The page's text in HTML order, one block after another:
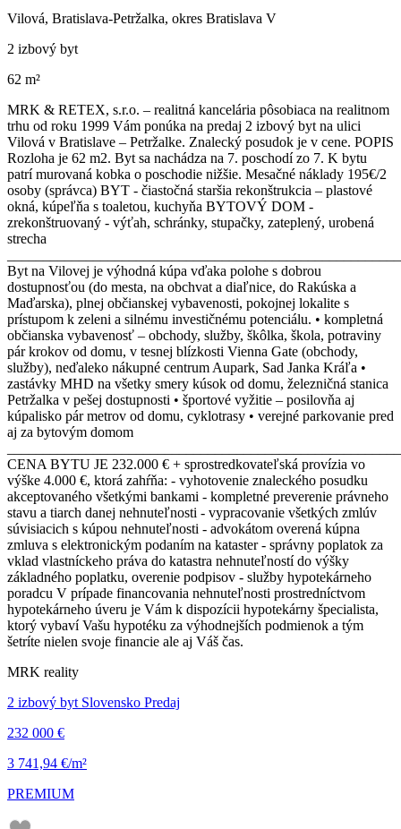
Vilová, Bratislava-Petržalka, okres Bratislava V
2 izbový byt
62 m²
MRK & RETEX, s.r.o. – realitná kancelária pôsobiaca na realitnom
trhu od roku 1999 Vám ponúka na predaj 2 izbový byt na ulici
Vilová v Bratislave – Petržalke. Znalecký posudok je v cene. POPIS
Rozloha je 62 m2. Byt sa nachádza na 7. poschodí zo 7. K bytu
patrí murovaná kobka o poschodie nižšie. Mesačné náklady 195€/2
osoby (správca) BYT - čiastočná staršia rekonštrukcia – plastové
okná, kúpeľňa s toaletou, kuchyňa BYTOVÝ DOM -
zrekonštruovaný - výťah, schránky, stupačky, zateplený, urobená
strecha
Byt na Vilovej je výhodná kúpa vďaka polohe s dobrou
dostupnosťou (do mesta, na obchvat a diaľnice, do Rakúska a
Maďarska), plnej občianskej vybavenosti, pokojnej lokalite s
prístupom k zeleni a silnému investičnému potenciálu. • kompletná
občianska vybavenosť – obchody, služby, škôlka, škola, potraviny
pár krokov od domu, v tesnej blízkosti Vienna Gate (obchody,
služby), neďaleko nákupné centrum Aupark, Sad Janka Kráľa •
zastávky MHD na všetky smery kúsok od domu, železničná stanica
Petržalka v pešej dostupnosti • športové vyžitie – posilovňa aj
kúpalisko pár metrov od domu, cyklotrasy • verejné parkovanie pred
aj za bytovým domom
CENA BYTU JE 232.000 € + sprostredkovateľská provízia vo
výške 4.000 €, ktorá zahŕňa: - vyhotovenie znaleckého posudku
akceptovaného všetkými bankami - kompletné preverenie právneho
stavu a tiarch danej nehnuteľnosti - vypracovanie všetkých zmlúv
súvisiacich s kúpou nehnuteľnosti - advokátom overená kúpna
zmluva s elektronickým podaním na kataster - správny poplatok za
vklad vlastníckeho práva do katastra nehnuteľností do výšky
základného poplatku, overenie podpisov - služby hypotekárneho
poradcu V prípade financovania nehnuteľnosti prostredníctvom
hypotekárneho úveru je Vám k dispozícii hypotekárny špecialista,
ktorý vybaví Vašu hypotéku za výhodnejších podmienok a tým
šetríte nielen svoje financie ale aj Váš čas.
MRK reality
2 izbový byt Slovensko Predaj
232 000 €
3 741,94 €/m²
PREMIUM